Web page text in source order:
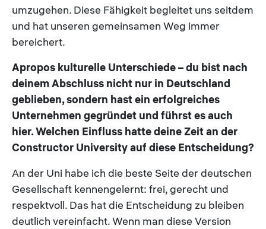
umzugehen. Diese Fähigkeit begleitet uns seitdem
und hat unseren gemeinsamen Weg immer
bereichert.
Apropos kulturelle Unterschiede – du bist nach
deinem Abschluss nicht nur in Deutschland
geblieben, sondern hast ein erfolgreiches
Unternehmen gegründet und führst es auch
hier. Welchen Einfluss hatte deine Zeit an der
Constructor University auf diese Entscheidung?
An der Uni habe ich die beste Seite der deutschen
Gesellschaft kennengelernt: frei, gerecht und
respektvoll. Das hat die Entscheidung zu bleiben
deutlich vereinfacht. Wenn man diese Version